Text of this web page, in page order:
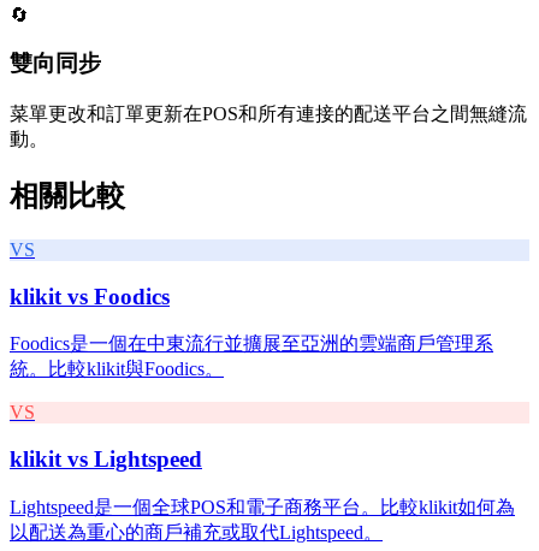
🔄
雙向同步
菜單更改和訂單更新在POS和所有連接的配送平台之間無縫流
動。
相關比較
VS
klikit vs Foodics
Foodics是一個在中東流行並擴展至亞洲的雲端商戶管理系
統。比較klikit與Foodics。
VS
klikit vs Lightspeed
Lightspeed是一個全球POS和電子商務平台。比較klikit如何為
以配送為重心的商戶補充或取代Lightspeed。